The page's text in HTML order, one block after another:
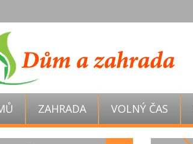
ZAHRADA VOLNÝ ČAS